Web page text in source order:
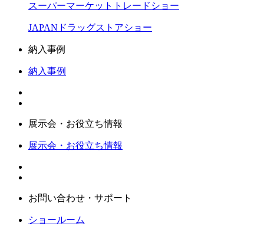
スーパーマーケットトレードショー
JAPANドラッグストアショー
納入事例
納入事例
展示会・お役立ち情報
展示会・お役立ち情報
お問い合わせ・サポート
ショールーム